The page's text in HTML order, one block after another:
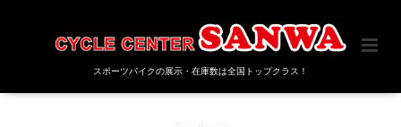
スポーツバイクの展示・在庫数は全国トップクラス！